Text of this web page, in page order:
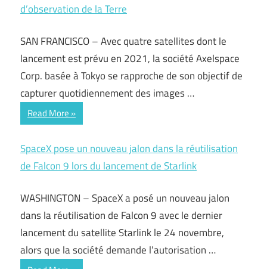
d’observation de la Terre
SAN FRANCISCO – Avec quatre satellites dont le
lancement est prévu en 2021, la société Axelspace
Corp. basée à Tokyo se rapproche de son objectif de
capturer quotidiennement des images …
Read More
SpaceX pose un nouveau jalon dans la réutilisation
de Falcon 9 lors du lancement de Starlink
WASHINGTON – SpaceX a posé un nouveau jalon
dans la réutilisation de Falcon 9 avec le dernier
lancement du satellite Starlink le 24 novembre,
alors que la société demande l’autorisation …